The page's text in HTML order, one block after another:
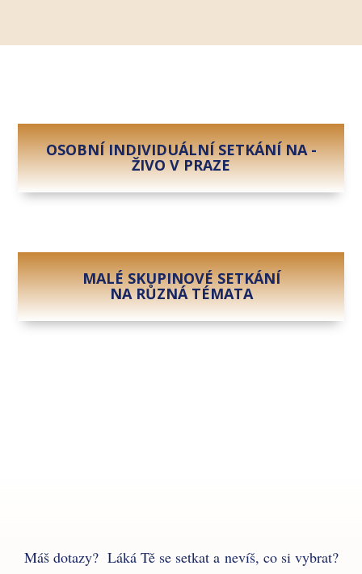
OSOBNÍ INDIVIDUÁLNÍ SETKÁNÍ NA -
ŽIVO V PRAZE
MALÉ SKUPINOVÉ SETKÁNÍ
NA RŮZNÁ TÉMATA
Máš dotazy? Láká Tě se setkat a nevíš, co si vybrat?